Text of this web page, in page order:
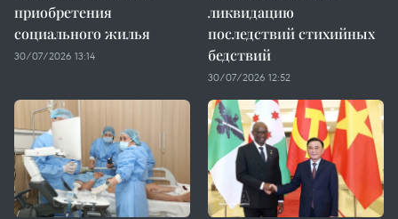
приобретения
социального жилья
30/07/2026 13:14
ликвидацию
последствий стихийных
бедствий
30/07/2026 12:52